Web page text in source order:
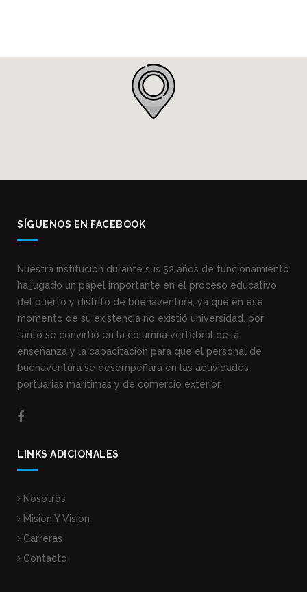
SÍGUENOS EN FACEBOOK
Nuestra institución durante sus 52 años de funcionamiento
ha jugado un papel importante en el proceso educativo
del puerto y distrito de buenaventura, ya que en ese
momento de su existencia no existió universidad, por
tanto se convirtió en la columna vertebral de la
enseñanza y la capacitación para que el personal de
buenaventura se desempeñara en las actividades
portuarias marítimas y de comercio exterior.
LINKS ADICIONALES
Nosotros
Mision Y Vision
Carreras
Contacto